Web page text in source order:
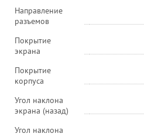
Направление
разъемов
Покрытие
экрана
Покрытие
корпуса
Угол наклона
экрана (назад)
Угол наклона